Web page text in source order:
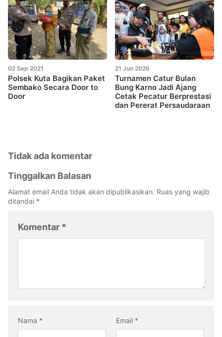
02 Sep 2021
Polsek Kuta Bagikan Paket
Sembako Secara Door to
Door
21 Jun 2026
Turnamen Catur Bulan
Bung Karno Jadi Ajang
Cetak Pecatur Berprestasi
dan Pererat Persaudaraan
Tidak ada komentar
Tinggalkan Balasan
Alamat email Anda tidak akan dipublikasikan. Ruas yang wajib
ditandai *
Komentar *
Nama * Email *